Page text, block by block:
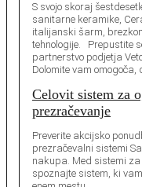
S svojo skoraj
sanitarne keramike,
italijanski šarm,
tehnologije. Prepustite
partnerstvo podjetja
Dolomite vam omogoča,
Celovit sistem za
prezračevanje
Preverite akcijsko
prezračevalni sistemi
nakupa. Med sistemi
spoznajte sistem, ki